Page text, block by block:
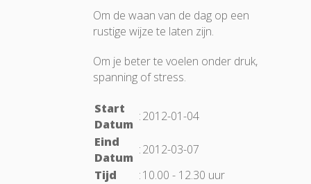
Om de waan van de dag op een
rustige wijze te laten zijn.
Om je beter te voelen onder druk,
spanning of stress.
Start
Datum
:2012-01-04
Eind
Datum
:2012-03-07
Tijd
:10.00 - 12.30 uur